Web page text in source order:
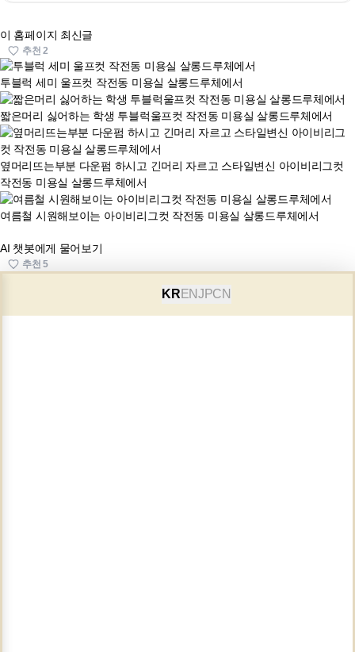
이 홈페이지 최신글
추천2
투블럭 세미 울프컷 작전동 미용실 살롱드루체에서
짧은머리 싫어하는 학생 투블럭울프컷 작전동 미용실 살롱드루체에서
옆머리뜨는부분 다운펌 하시고 긴머리 자르고 스타일변신 아이비리그컷
작전동 미용실 살롱드루체에서
여름철 시원해보이는 아이비리그컷 작전동 미용실 살롱드루체에서
AI 챗봇에게 물어보기
추천5
KR ENJPCN